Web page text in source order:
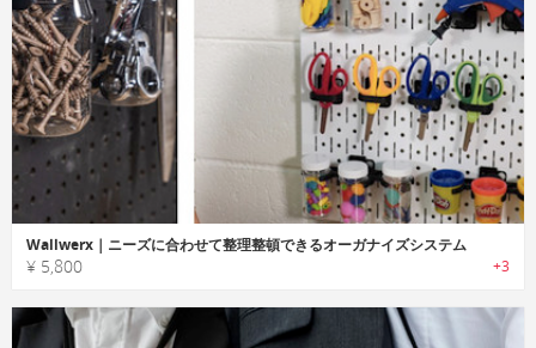
Wallwerx｜ニーズに合わせて整理整頓できるオーガナイズシステム
¥ 5,800 +3